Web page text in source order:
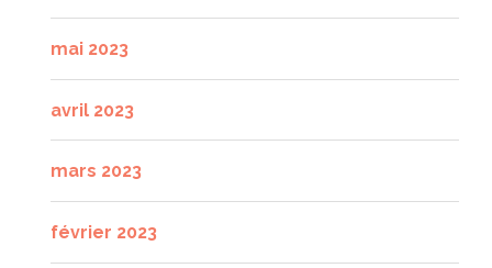
mai 2023
avril 2023
mars 2023
février 2023